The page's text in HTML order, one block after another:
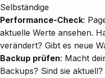
Selbständige
Performance-Check:
aktuelle Werte ansehen.
verändert? Gibt es neue
Backup prüfen: Macht
Backups? Sind sie